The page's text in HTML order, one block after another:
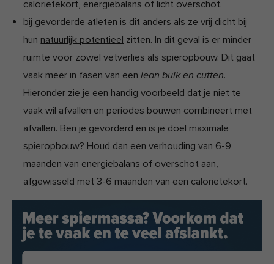
calorietekort, energiebalans of licht overschot.
bij gevorderde atleten is dit anders als ze vrij dicht bij
hun natuurlijk potentieel zitten. In dit geval is er minder
ruimte voor zowel vetverlies als spieropbouw. Dit gaat
vaak meer in fasen van eenlean bulk encutten.
Hieronder zie je een handig voorbeeld dat je niet te
vaak wil afvallen en periodes bouwen combineert met
afvallen. Ben je gevorderd en is je doel maximale
spieropbouw? Houd dan een verhouding van 6-9
maanden van energiebalans of overschot aan,
afgewisseld met 3-6 maanden van een calorietekort.